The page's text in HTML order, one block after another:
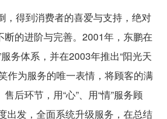
，得到消费者的喜爱与支持，绝对
断的进阶与完善。2001年，东鹏在
务体系，并在2003年推出“阳光天
作为服务的唯一表情，将顾客的满
后环节，用“心”、用“情”服务顾
出发，全面系统升级服务，在总结